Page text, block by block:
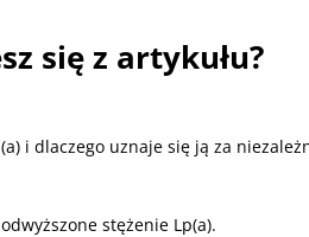
się z artykułu?
i dlaczego uznaje się ją za
stężenie Lp(a).